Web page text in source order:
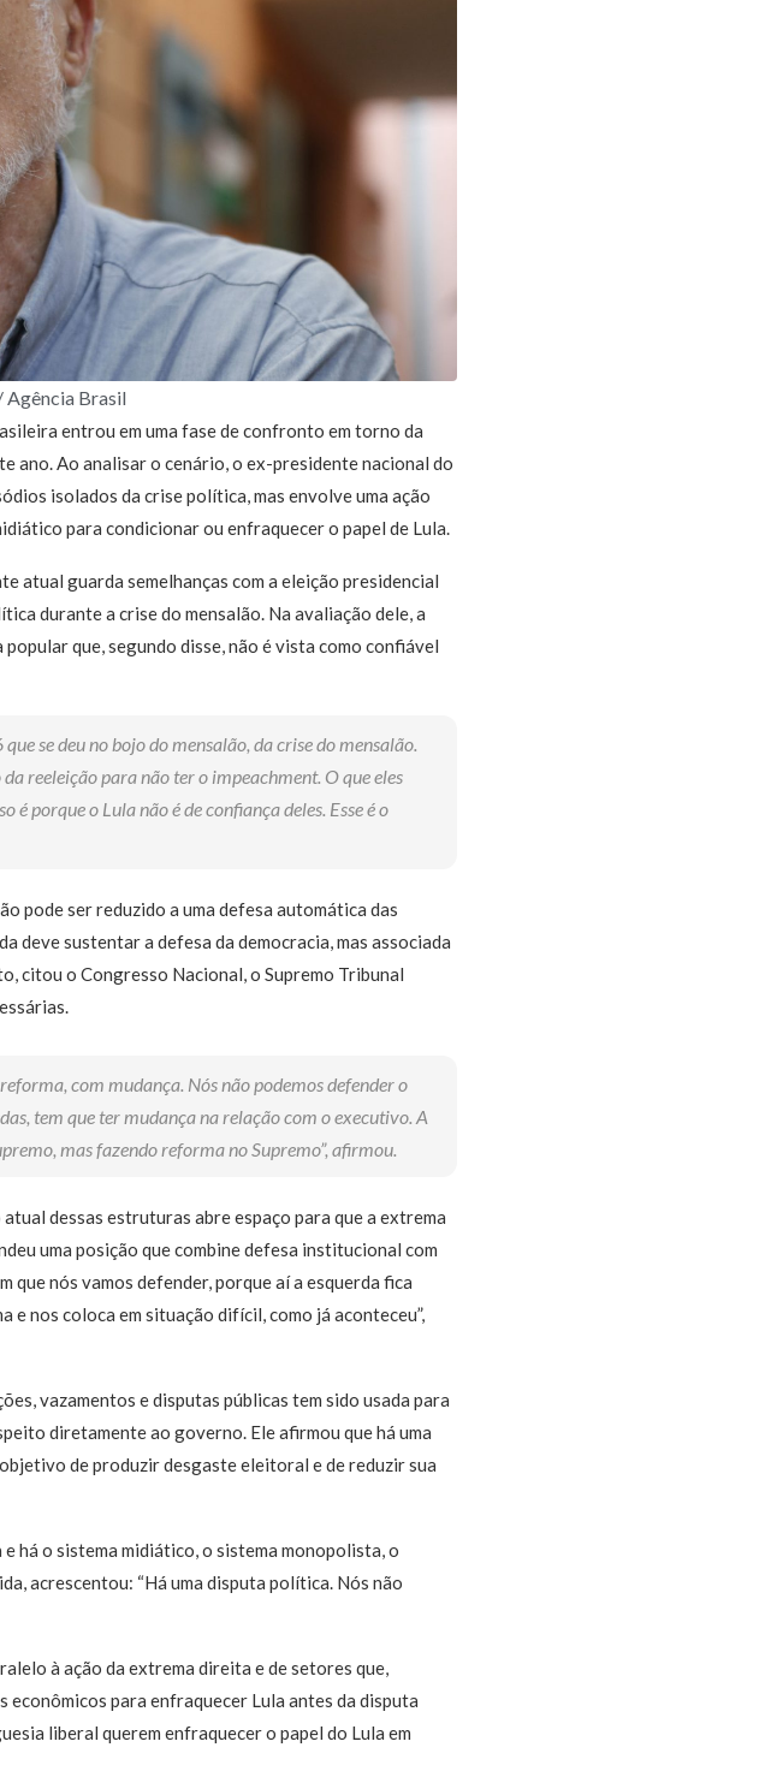
Agência Brasil
entrou em uma fase de confronto em torno da
ano. Ao analisar o cenário, o ex-presidente nacional do
isolados da crise política, mas envolve uma ação
para condicionar ou enfraquecer o papel de Lula.
atual guarda semelhanças com a eleição presidencial
durante a crise do mensalão. Na avaliação dele, a
que, segundo disse, não é vista como confiável
se deu no bojo do mensalão, da crise do mensalão.
reeleição para não ter o impeachment. O que eles
porque o Lula não é de confiança deles. Esse é o
pode ser reduzido a uma defesa automática das
deve sustentar a defesa da democracia, mas associada
citou o Congresso Nacional, o Supremo Tribunal
com mudança. Nós não podemos defender o
tem que ter mudança na relação com o executivo. A
mas fazendo reforma no Supremo”, afirmou.
dessas estruturas abre espaço para que a extrema
uma posição que combine defesa institucional com
nós vamos defender, porque aí a esquerda fica
nos coloca em situação difícil, como já aconteceu”,
vazamentos e disputas públicas tem sido usada para
diretamente ao governo. Ele afirmou que há uma
de produzir desgaste eleitoral e de reduzir sua
há o sistema midiático, o sistema monopolista, o
acrescentou: “Há uma disputa política. Nós não
à ação da extrema direita e de setores que,
para enfraquecer Lula antes da disputa
liberal querem enfraquecer o papel do Lula em